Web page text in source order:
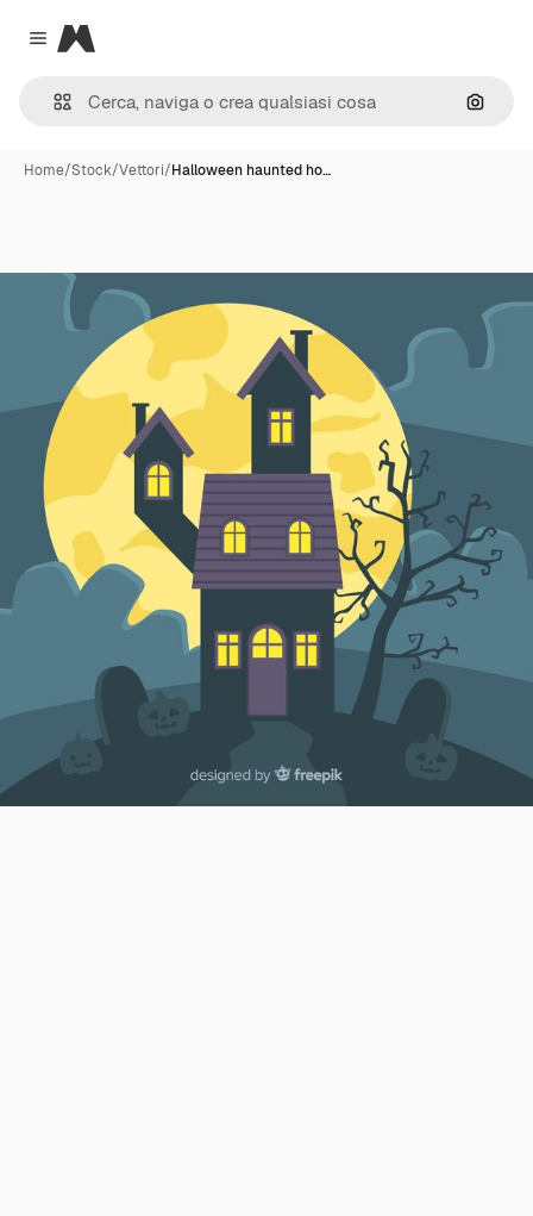
Close menu
Magnific
Cerca
Home/Stock/Vettori/Halloween haunted ho…